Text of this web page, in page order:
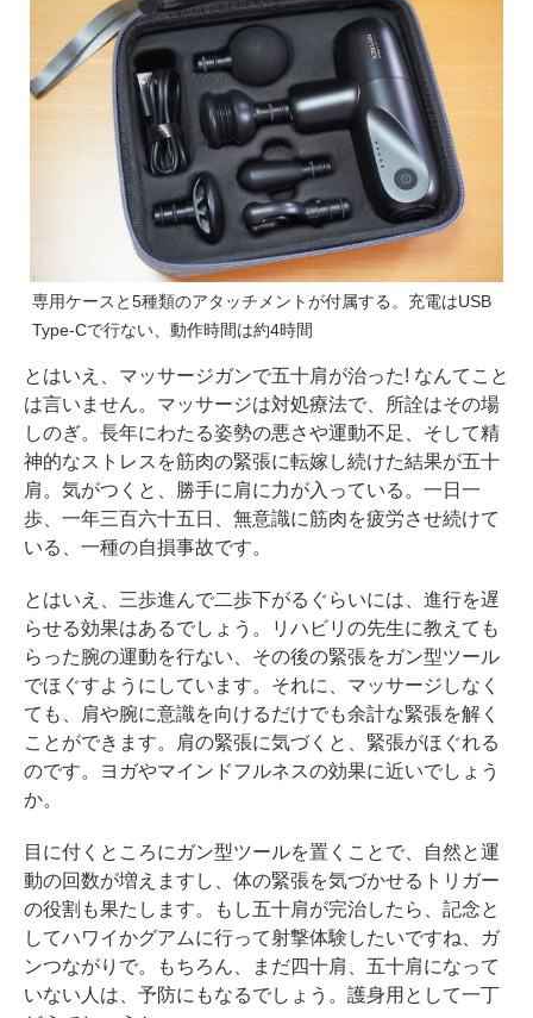
専用ケースと5種類のアタッチメントが付属する。充電はUSB
Type-Cで行ない、動作時間は約4時間
とはいえ、マッサージガンで五十肩が治った! なんてこと
は言いません。マッサージは対処療法で、所詮はその場
しのぎ。長年にわたる姿勢の悪さや運動不足、そして精
神的なストレスを筋肉の緊張に転嫁し続けた結果が五十
肩。気がつくと、勝手に肩に力が入っている。一日一
歩、一年三百六十五日、無意識に筋肉を疲労させ続けて
いる、一種の自損事故です。
とはいえ、三歩進んで二歩下がるぐらいには、進行を遅
らせる効果はあるでしょう。リハビリの先生に教えても
らった腕の運動を行ない、その後の緊張をガン型ツール
でほぐすようにしています。それに、マッサージしなく
ても、肩や腕に意識を向けるだけでも余計な緊張を解く
ことができます。肩の緊張に気づくと、緊張がほぐれる
のです。ヨガやマインドフルネスの効果に近いでしょう
か。
目に付くところにガン型ツールを置くことで、自然と運
動の回数が増えますし、体の緊張を気づかせるトリガー
の役割も果たします。もし五十肩が完治したら、記念と
してハワイかグアムに行って射撃体験したいですね、ガ
ンつながりで。もちろん、まだ四十肩、五十肩になって
いない人は、予防にもなるでしょう。護身用として一丁